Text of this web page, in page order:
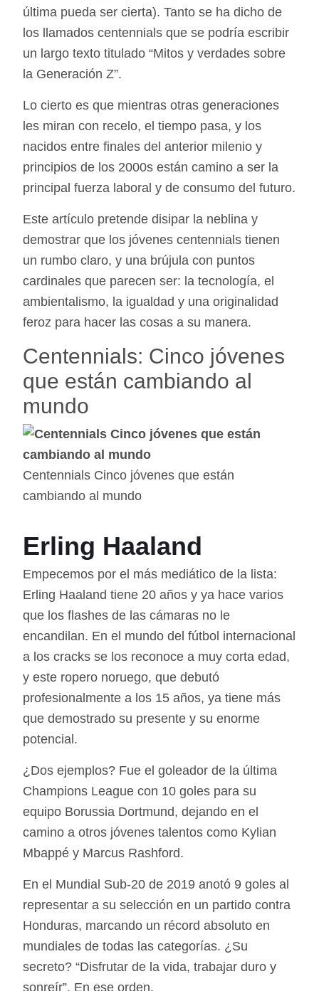
última pueda ser cierta). Tanto se ha dicho de
los llamados centennials que se podría escribir
un largo texto titulado “Mitos y verdades sobre
la Generación Z”.
Lo cierto es que mientras otras generaciones
les miran con recelo, el tiempo pasa, y los
nacidos entre finales del anterior milenio y
principios de los 2000s están camino a ser la
principal fuerza laboral y de consumo del futuro.
Este artículo pretende disipar la neblina y
demostrar que los jóvenes centennials tienen
un rumbo claro, y una brújula con puntos
cardinales que parecen ser: la tecnología, el
ambientalismo, la igualdad y una originalidad
feroz para hacer las cosas a su manera.
Centennials: Cinco jóvenes
que están cambiando al
mundo
Centennials Cinco jóvenes que están
cambiando al mundo
Erling Haaland
Empecemos por el más mediático de la lista:
Erling Haaland tiene 20 años y ya hace varios
que los flashes de las cámaras no le
encandilan. En el mundo del fútbol internacional
a los cracks se los reconoce a muy corta edad,
y este ropero noruego, que debutó
profesionalmente a los 15 años, ya tiene más
que demostrado su presente y su enorme
potencial.
¿Dos ejemplos? Fue el goleador de la última
Champions League con 10 goles para su
equipo Borussia Dortmund, dejando en el
camino a otros jóvenes talentos como Kylian
Mbappé y Marcus Rashford.
En el Mundial Sub-20 de 2019 anotó 9 goles al
representar a su selección en un partido contra
Honduras, marcando un récord absoluto en
mundiales de todas las categorías. ¿Su
secreto? “Disfrutar de la vida, trabajar duro y
sonreír”. En ese orden.